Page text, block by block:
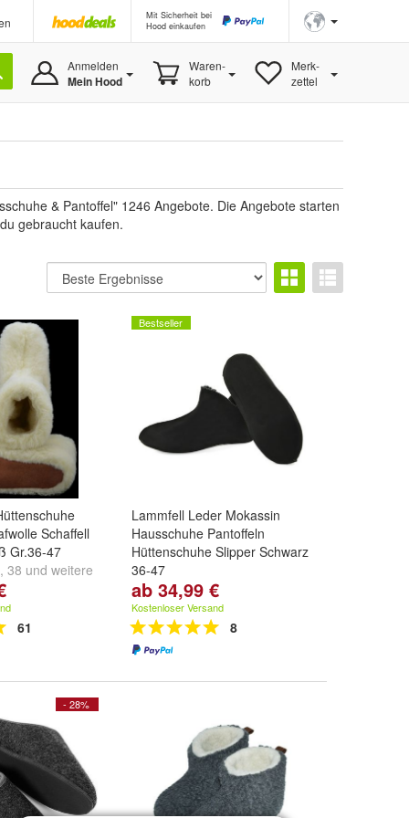
Mit Sicherheit bei
Hood einkaufen
Anmelden
Mein Hood
Waren-
korb
Merk-
zettel
& Pantoffel" 1246 Angebote. Die Angebote starten
gebraucht kaufen.
Schaffell
Gr.36-47
, 38 und weitere
61
Bestseller
Lammfell Leder Mokassin
Hausschuhe Pantoffeln
Hüttenschuhe Slipper Schwarz
36-47
Größe:36,37,
...
ab 34,99 €
Kostenloser Versand
8
- 28%